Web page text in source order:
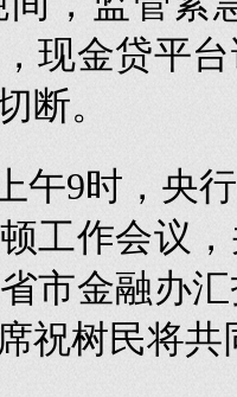
现金贷平
断。
午9时，央
工作会议
市金融办
祝树民将共